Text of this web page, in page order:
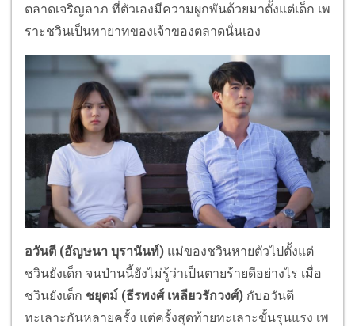
ตลาดเจริญลาภ ที่ตัวเองมีความผูกพันด้วยมาตั้งแต่เด็ก เพ
ราะชวินเป็นทายาทของเจ้าของตลาดนั่นเอง
อวันตี (อัญษนา บุรานันท์) แม่ของชวินหายตัวไปตั้งแต่
ชวินยังเด็ก จนป่านนี้ยังไม่รู้ว่าเป็นตายร้ายดีอย่างไร เมื่อ
ชวินยังเด็ก ชยุตม์ (ธีรพงศ์ เหลียวรักวงศ์) กับอวันตี
ทะเลาะกันหลายครั้ง แต่ครั้งสุดท้ายทะเลาะขั้นรุนแรง เพ